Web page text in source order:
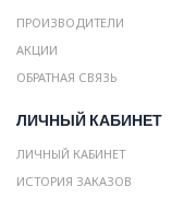
ПРОИЗВОДИТЕЛИ
АКЦИИ
ОБРАТНАЯ СВЯЗЬ
ЛИЧНЫЙ КАБИНЕТ
ЛИЧНЫЙ КАБИНЕТ
ИСТОРИЯ ЗАКАЗОВ